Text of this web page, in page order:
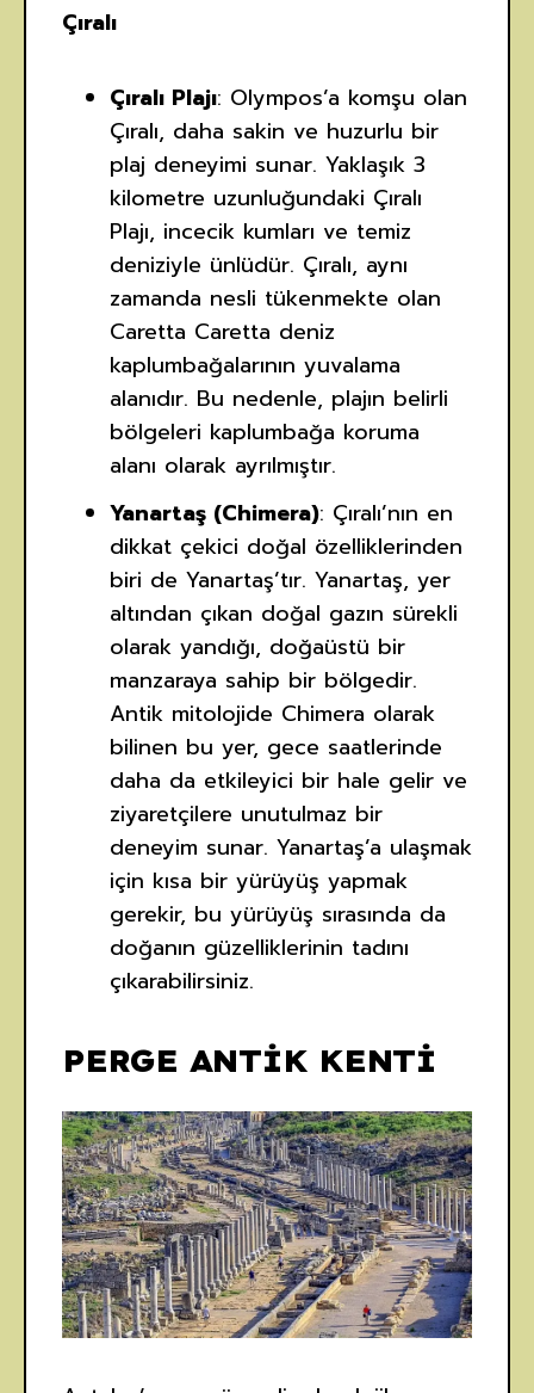
Çıralı
Çıralı Plajı: Olympos’a komşu olan
Çıralı, daha sakin ve huzurlu bir
plaj deneyimi sunar. Yaklaşık 3
kilometre uzunluğundaki Çıralı
Plajı, incecik kumları ve temiz
deniziyle ünlüdür. Çıralı, aynı
zamanda nesli tükenmekte olan
Caretta Caretta deniz
kaplumbağalarının yuvalama
alanıdır. Bu nedenle, plajın belirli
bölgeleri kaplumbağa koruma
alanı olarak ayrılmıştır.
Yanartaş (Chimera): Çıralı’nın en
dikkat çekici doğal özelliklerinden
biri de Yanartaş’tır. Yanartaş, yer
altından çıkan doğal gazın sürekli
olarak yandığı, doğaüstü bir
manzaraya sahip bir bölgedir.
Antik mitolojide Chimera olarak
bilinen bu yer, gece saatlerinde
daha da etkileyici bir hale gelir ve
ziyaretçilere unutulmaz bir
deneyim sunar. Yanartaş’a ulaşmak
için kısa bir yürüyüş yapmak
gerekir, bu yürüyüş sırasında da
doğanın güzelliklerinin tadını
çıkarabilirsiniz.
PERGE ANTİK KENTİ